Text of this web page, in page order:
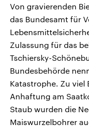
Von gravierenden
das Bundesamt für
Zulassung für das
Tschiersky-
Bundesbehörde
Katastrophe. Zu viel
Anhaftung am
Staub wurden die
Maiswurzelbohrer